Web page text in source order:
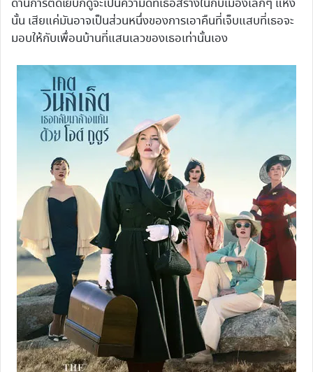
ด้านการตัดเย็บก็ดูจะเป็นความดีที่เธอสร้างในกับเมืองเล็กๆ แห่ง
นั้น เสียแค่มันอาจเป็นส่วนหนึ่งของการเอาคืนที่เจ็บแสบที่เธอจะ
มอบให้กับเพื่อนบ้านที่แสนเลวของเธอเท่านั้นเอง